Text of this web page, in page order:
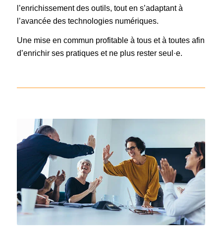
l’enrichissement des outils, tout en s’adaptant à
l’avancée des technologies numériques.
Une mise en commun profitable à tous et à toutes afin
d’enrichir ses pratiques et ne plus rester seul·e.